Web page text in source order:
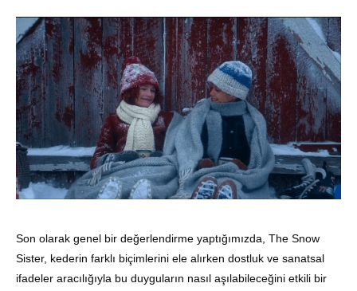
Son olarak genel bir değerlendirme yaptığımızda, The Snow
Sister, kederin farklı biçimlerini ele alırken dostluk ve sanatsal
ifadeler aracılığıyla bu duyguların nasıl aşılabileceğini etkili bir